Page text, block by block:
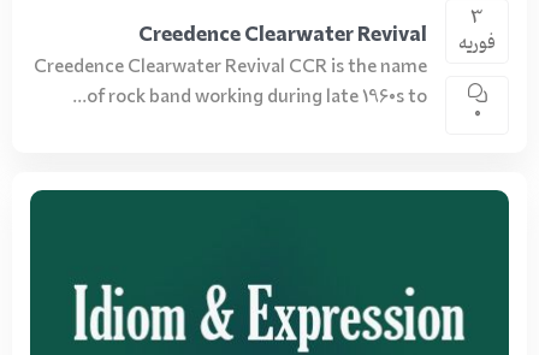
3
فوریه
0
Creedence Clearwater Revival
Creedence Clearwater Revival CCR is the name
of rock band working during late 1960s to...